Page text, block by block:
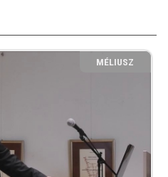
MÉLIUSZ